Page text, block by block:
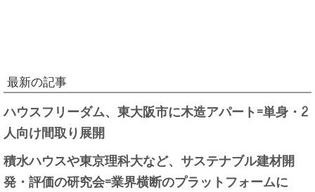
最新の記事
ハウスフリーダム、東大阪市に木造アパート=単身・2
人向け間取り展開
積水ハウスや東京理科大など、サステナブル建材開
発・評価の研究会=業界横断のプラットフォームに